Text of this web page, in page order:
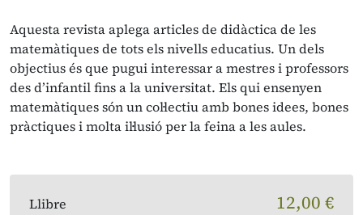
Aquesta revista aplega articles de didàctica de les
matemàtiques de tots els nivells educatius. Un dels
objectius és que pugui interessar a mestres i professors
des d’infantil fins a la universitat. Els qui ensenyen
matemàtiques són un col·lectiu amb bones idees, bones
pràctiques i molta il·lusió per la feina a les aules.
Llibre 12,00 €